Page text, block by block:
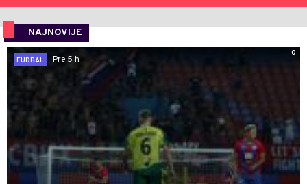
NAJNOVIJE
0
FUDBAL
Pre 5 h